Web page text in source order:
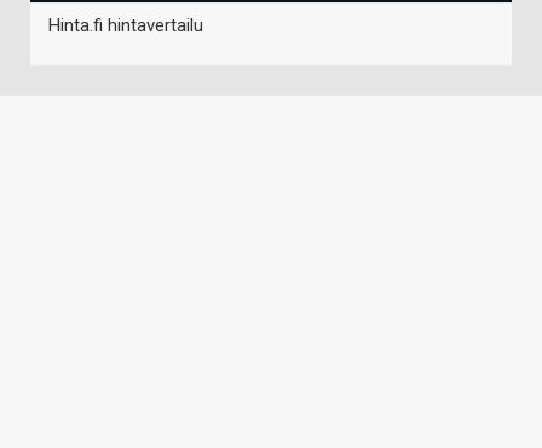
Hinta.fi hintavertailu